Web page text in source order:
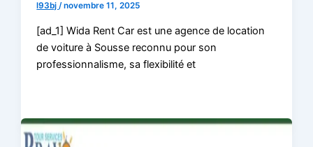
l93bj/novembre 11, 2025
[ad_1] Wida Rent Car est une agence de location
de voiture à Sousse reconnu pour son
professionnalisme, sa flexibilité et